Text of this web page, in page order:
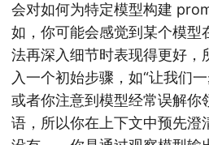
会对如何为特定模型构建
如，你可能会感觉到某个模型
法再深入细节时表现得更好
入一个初始步骤，如“让我们
或者你注意到模型经常误解你
语，所以你在上下文中预先澄